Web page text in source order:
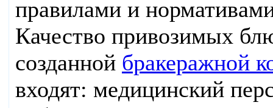
правилами и
Качество привозимых
созданной бракеражной
входят: медицинский